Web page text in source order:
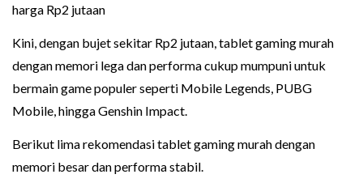
harga Rp2 jutaan
Kini, dengan bujet sekitar Rp2 jutaan, tablet gaming murah
dengan memori lega dan performa cukup mumpuni untuk
bermain game populer seperti Mobile Legends, PUBG
Mobile, hingga Genshin Impact.
Berikut lima rekomendasi tablet gaming murah dengan
memori besar dan performa stabil.